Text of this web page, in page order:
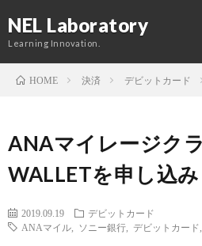
NEL Laboratory
Learning Innovation.
HOME 決済 デビットカード
ANAマイレージク
WALLETを申し込
2019.09.19
デビットカード
ANAマイル
ソニー銀行 デビットカード